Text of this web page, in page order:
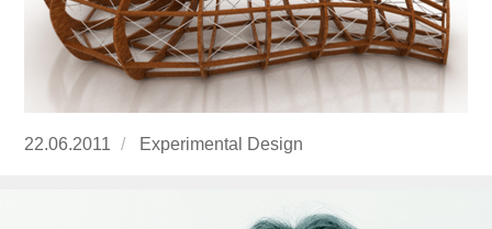
Publicado
22.06.2011 https://www.experimenta.es/author/
Experimental Design